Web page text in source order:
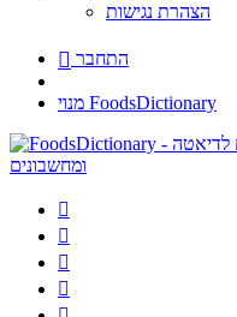
הצהרת נגישות
 התחבר
מנוי FoodsDictionary



